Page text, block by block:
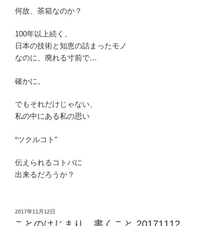
何故、茶箱なのか？
100年以上続く、
日本の技術と知恵の詰まったモノ
なのに、廃れる寸前で…
確かに。
でもそれだけじゃない、
私の中にある私の思い
“ツクルコト”
伝えられるコトバに
出来るだろうか？
投
稿
2017年11月12日